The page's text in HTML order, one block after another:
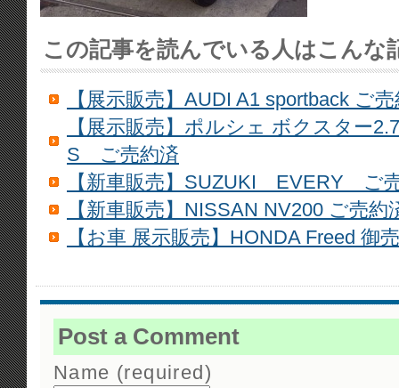
この記事を読んでいる人はこんな
【展示販売】AUDI A1 sportback ご
【展示販売】ポルシェ ボクスター
S ご売約済
【新車販売】SUZUKI EVERY ご
【新車販売】NISSAN NV200 ご売約
【お車 展示販売】HONDA Freed 御
Post a Comment
Name (required)